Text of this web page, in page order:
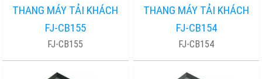
THANG MÁY TẢI KHÁCH
FJ-CB155
FJ-CB155
THANG MÁY TẢI KHÁCH
FJ-CB154
FJ-CB154